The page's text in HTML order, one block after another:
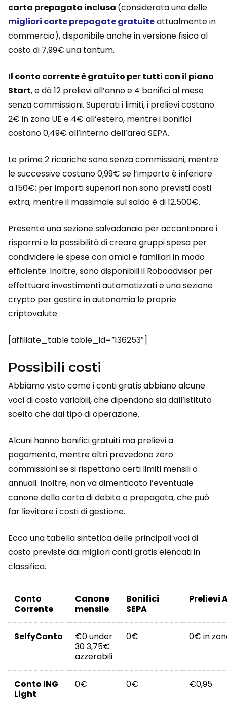
carta prepagata inclusa (considerata una delle
migliori carte prepagate gratuiteattualmente in
commercio), disponibile anche in versione fisica al
costo di 7,99€ una tantum.
Il conto corrente è gratuito per tutti con il piano
Start, e dà 12 prelievi all’anno e 4 bonifici al mese
senza commissioni. Superati i limiti, i prelievi costano
2€ in zona UE e 4€ all’estero, mentre i bonifici
costano 0,49€ all’interno dell’area SEPA.
Le prime 2 ricariche sono senza commissioni, mentre
le successive costano 0,99€ se l’importo è inferiore
a 150€; per importi superiori non sono previsti costi
extra, mentre il massimale sul saldo è di 12.500€.
Presente una sezione salvadanaio per accantonare i
risparmi e la possibilità di creare gruppi spesa per
condividere le spese con amici e familiari in modo
efficiente. Inoltre, sono disponibili il Roboadvisor per
effettuare investimenti automatizzati e una sezione
crypto per gestire in autonomia le proprie
criptovalute.
[affiliate_table table_id=”136253″]
Possibili costi
Abbiamo visto come i conti gratis abbiano alcune
voci di costo variabili, che dipendono sia dall’istituto
scelto che dal tipo di operazione.
Alcuni hanno bonifici gratuiti ma prelievi a
pagamento, mentre altri prevedono zero
commissioni se si rispettano certi limiti mensili o
annuali. Inoltre, non va dimenticato l’eventuale
canone della carta di debito o prepagata, che può
far lievitare i costi di gestione.
Ecco una tabella sintetica delle principali voci di
costo previste dai migliori conti gratis elencati in
classifica.
Conto
Corrente
Canone
mensile
Bonifici
SEPA
Prelievi
SelfyConto
€0 under
30 3,75€
azzerabili
0€ 0€ in
Conto ING
Light
0€ 0€ €0,95